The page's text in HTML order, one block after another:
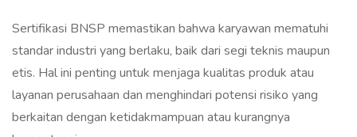
Sertifikasi BNSP memastikan bahwa karyawan mematuhi
standar industri yang berlaku, baik dari segi teknis maupun
etis. Hal ini penting untuk menjaga kualitas produk atau
layanan perusahaan dan menghindari potensi risiko yang
berkaitan dengan ketidakmampuan atau kurangnya